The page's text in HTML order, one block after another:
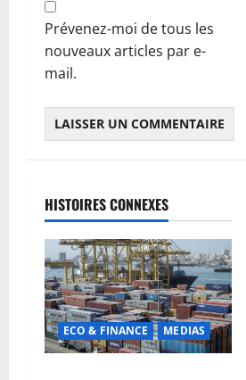
Prévenez-moi de tous les
nouveaux articles par e-
mail.
HISTOIRES CONNEXES
ECO & FINANCE MEDIAS